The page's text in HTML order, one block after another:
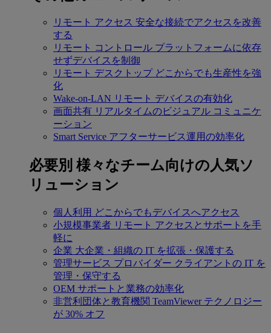
リモート アクセス 安全な接続でアクセスを改善
する
リモート コントロール プラットフォームに依存
せずデバイスを制御
リモート デスクトップ どこからでも生産性を強
化
Wake-on-LAN リモート デバイスの有効化
画面共有 リアルタイムのビジュアル コミュニケ
ーション
Smart Service アフターサービス運用の効率化
必要別 様々なチーム向けの人気ソ
リューション
個人利用 どこからでもデバイスへアクセス
小規模事業者 リモート アクセスとサポートを手
軽に
企業 大企業・組織の IT を拡張・保護する
管理サービス プロバイダー クライアントの IT を
管理・保守する
OEM サポートと業務の効率化
非営利団体と教育機関 TeamViewer テクノロジー
が 30% オフ